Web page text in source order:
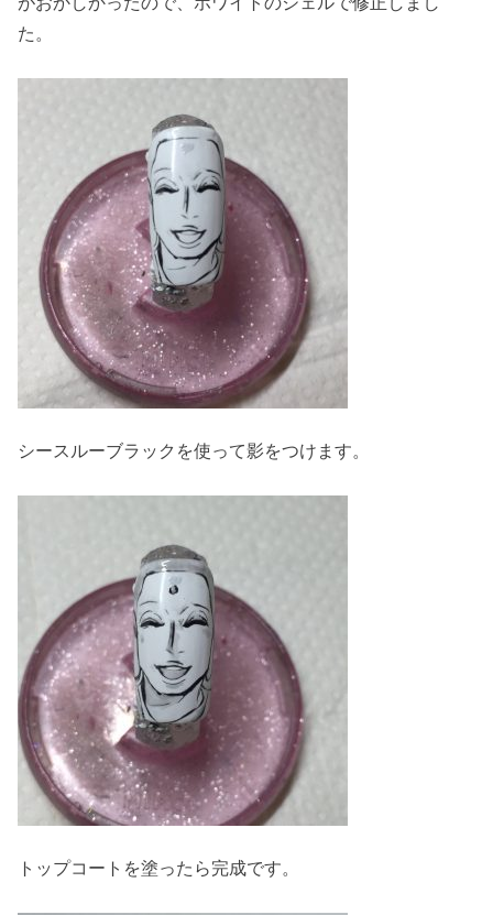
た。
シースルーブラックを使って影をつけます。
トップコートを塗ったら完成です。